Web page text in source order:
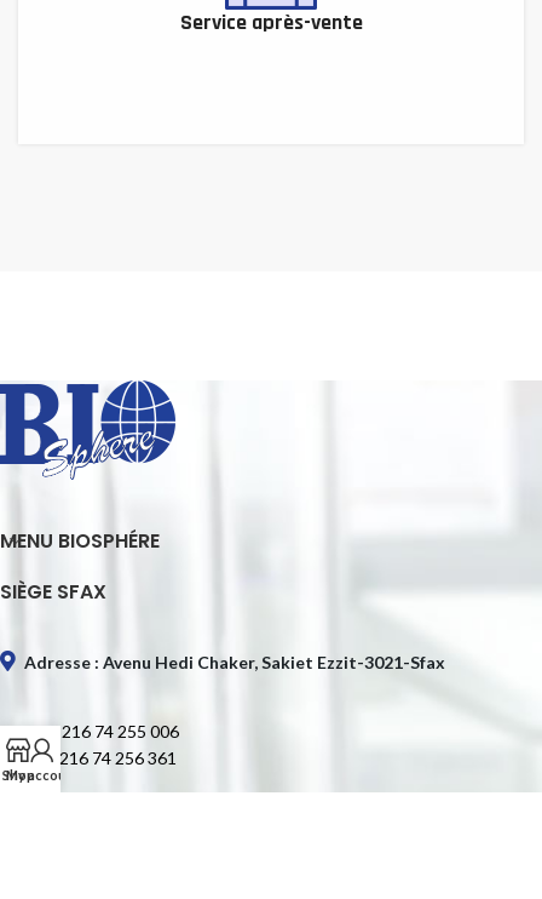
Service après-vente
MENU BIOSPHÉRE
SIÈGE SFAX
Adresse : Avenu Hedi Chaker, Sakiet Ezzit-3021-Sfax
Tél. : +216 74 255 006
Fax : +216 74 256 361
Shop
My account